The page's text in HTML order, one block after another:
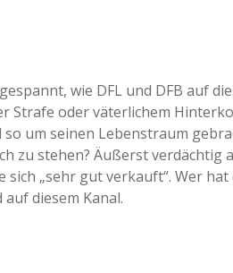
wie DFL und DFB auf
Strafe oder väterlichem
um seinen Lebenstraum
zu stehen? Äußerst verdächtig
sich „sehr gut verkauft“. Wer
diesem Kanal.